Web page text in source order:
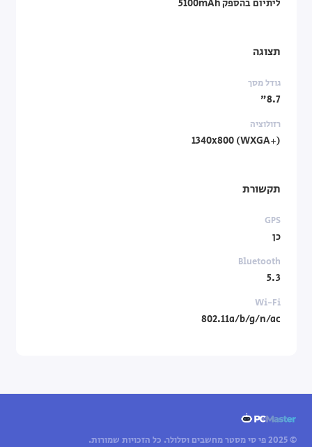
ליתיום בהספק 5100mAh
תצוגה
גודל מסך
8.7"
רזולוציה
‎1340x800 (WXGA+)‎
תקשורת
GPS
כן
Bluetooth
5.3
Wi-Fi
802.11a/b/g/n/ac
© 2025 פי סי מסטר מחשבים וסלולר. כל הזכויות שמורות.